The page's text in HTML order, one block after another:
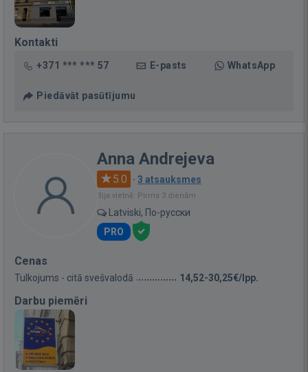
Kontakti
+371 *** *** 57 E-pasts WhatsApp
Piedāvāt pasūtījumu
Anna Andrejeva
5.0 · 3 atsauksmes
Bija vietnē: Pirms 3 dienām
Latviski, По-русски
PRO
Cenas
Tulkojums - citā svešvalodā 14,52-30,25€/lpp.
Darbu piemēri